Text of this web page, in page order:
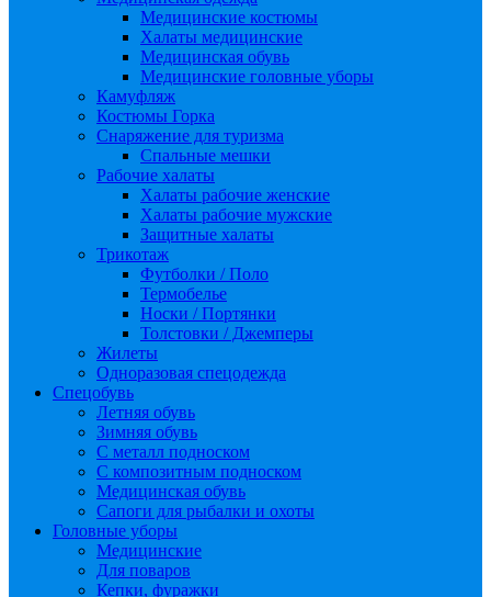
Медицинские костюмы
Халаты медицинские
Медицинская обувь
Медицинские головные уборы
Камуфляж
Костюмы Горка
Снаряжение для туризма
Спальные мешки
Рабочие халаты
Халаты рабочие женские
Халаты рабочие мужские
Защитные халаты
Трикотаж
Футболки / Поло
Термобелье
Носки / Портянки
Толстовки / Джемперы
Жилеты
Одноразовая спецодежда
Спецобувь
Летняя обувь
Зимняя обувь
С металл подноском
С композитным подноском
Медицинская обувь
Сапоги для рыбалки и охоты
Головные уборы
Медицинские
Для поваров
Кепки, фуражки